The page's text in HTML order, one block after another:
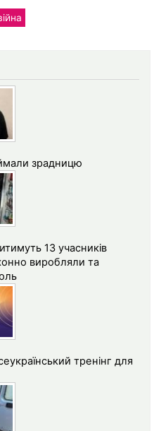
зрадницю
13 учасників
виробляли та
тренінг для